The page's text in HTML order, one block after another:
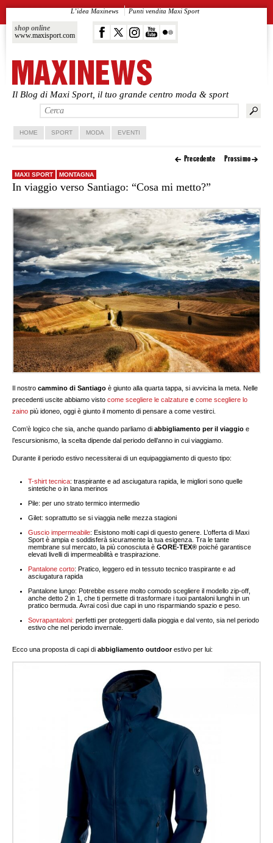
Il Blog di Maxi Sport, il tuo grande centro moda & sport
shop online
www.maxisport.com
L’idea Maxinews Punti vendita Maxi Sport
Vai al contenuto principale
Vai al contenuto secondario
HOME SPORT MODA EVENTI
Precedente Prossimo
MAXI SPORT MONTAGNA
In viaggio verso Santiago: “Cosa mi metto?”
Il nostrocammino di Santiago è giunto alla quarta tappa, si avvicina la meta. Nelle
precedenti uscite abbiamo vistocome scegliere le calzature ecome scegliere lo
zaino più idoneo, oggi è giunto il momento di pensare a come vestirci.
Com’è logico che sia, anche quando parliamo di abbigliamento per il viaggio e
l’escursionismo, la scelta dipende dal periodo dell’anno in cui viaggiamo.
Durante il periodo estivo necessiterai di un equipaggiamento di questo tipo:
T-shirt tecnica: traspirante e ad asciugatura rapida, le migliori sono quelle
sintetiche o in lana merinos
Pile: per uno strato termico intermedio
Gilet: soprattutto se si viaggia nelle mezza stagioni
Guscio impermeabile: Esistono molti capi di questo genere. L’offerta di Maxi
Sport è ampia e soddisferà sicuramente la tua esigenza. Tra le tante
membrane sul mercato, la più conosciuta èGORE-TEX® poiché garantisce
elevati livelli di impermeabilità e traspirazione.
Pantalone corto: Pratico, leggero ed in tessuto tecnico traspirante e ad
asciugatura rapida
Pantalone lungo: Potrebbe essere molto comodo scegliere il modello zip-off,
anche detto 2 in 1, che ti permette di trasformare i tuoi pantaloni lunghi in un
pratico bermuda. Avrai così due capi in uno risparmiando spazio e peso.
Sovrapantaloni: perfetti per proteggerti dalla pioggia e dal vento, sia nel periodo
estivo che nel periodo invernale.
Ecco una proposta di capi diabbigliamento outdoorestivo per lui: